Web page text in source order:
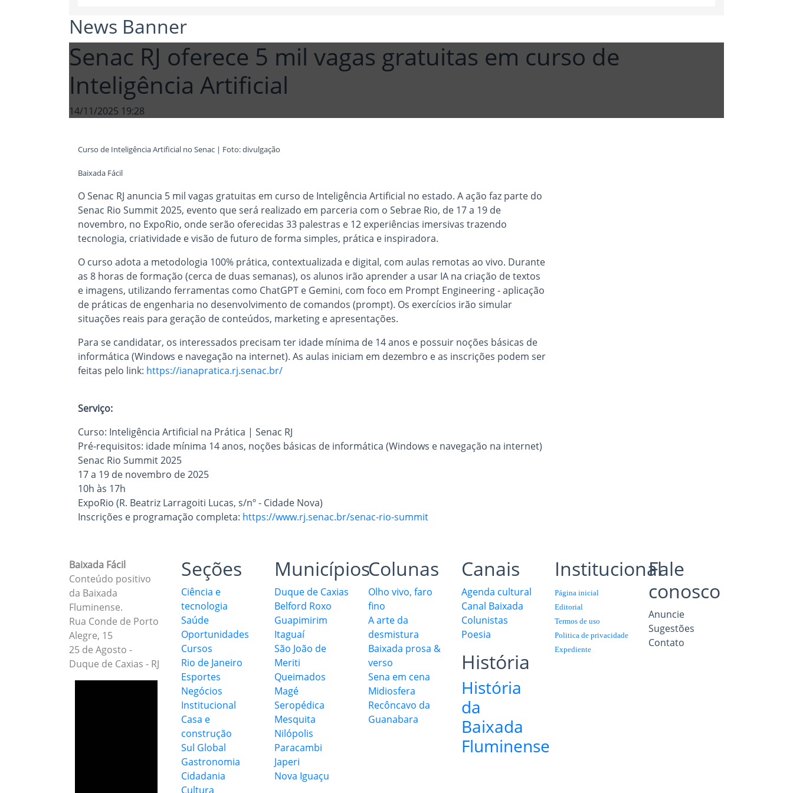
News Banner
Senac RJ oferece 5 mil vagas gratuitas em curso de
Inteligência Artificial
14/11/2025 19:28
Curso de Inteligência Artificial no Senac | Foto: divulgação
Baixada Fácil
O Senac RJ anuncia 5 mil vagas gratuitas em curso de Inteligência Artificial no estado. A ação faz parte do
Senac Rio Summit 2025, evento que será realizado em parceria com o Sebrae Rio, de 17 a 19 de
novembro, no ExpoRio, onde serão oferecidas 33 palestras e 12 experiências imersivas trazendo
tecnologia, criatividade e visão de futuro de forma simples, prática e inspiradora.
O curso adota a metodologia 100% prática, contextualizada e digital, com aulas remotas ao vivo. Durante
as 8 horas de formação (cerca de duas semanas), os alunos irão aprender a usar IA na criação de textos
e imagens, utilizando ferramentas como ChatGPT e Gemini, com foco em Prompt Engineering - aplicação
de práticas de engenharia no desenvolvimento de comandos (prompt). Os exercícios irão simular
situações reais para geração de conteúdos, marketing e apresentações.
Para se candidatar, os interessados precisam ter idade mínima de 14 anos e possuir noções básicas de
informática (Windows e navegação na internet). As aulas iniciam em dezembro e as inscrições podem ser
feitas pelo link: https://ianapratica.rj.senac.br/
Serviço:
Curso: Inteligência Artificial na Prática | Senac RJ
Pré-requisitos: idade mínima 14 anos, noções básicas de informática (Windows e navegação na internet)
Senac Rio Summit 2025
17 a 19 de novembro de 2025
10h às 17h
ExpoRio (R. Beatriz Larragoiti Lucas, s/nº - Cidade Nova)
Inscrições e programação completa: https://www.rj.senac.br/senac-rio-summit
Baixada Fácil
Conteúdo positivo
da Baixada
Fluminense.
Rua Conde de Porto
Alegre, 15
25 de Agosto -
Duque de Caxias - RJ
Seções
Ciência e
tecnologia
Saúde
Oportunidades
Cursos
Rio de Janeiro
Esportes
Negócios
Institucional
Casa e
construção
Sul Global
Gastronomia
Cidadania
Cultura
Municípios
Duque de Caxias
Belford Roxo
Guapimirim
Itaguaí
São João de
Meriti
Queimados
Magé
Seropédica
Mesquita
Nilópolis
Paracambi
Japeri
Nova Iguaçu
Colunas
Olho vivo, faro
fino
A arte da
desmistura
Baixada prosa &
verso
Sena em cena
Midiosfera
Recôncavo da
Guanabara
Canais
Agenda cultural
Canal Baixada
Colunistas
Poesia
História
História
da
Baixada
Fluminense
Institucional
Página inicial
Editorial
Termos de uso
Politica de privacidade
Expediente
Fale
conosco
Anuncie
Sugestões
Contato